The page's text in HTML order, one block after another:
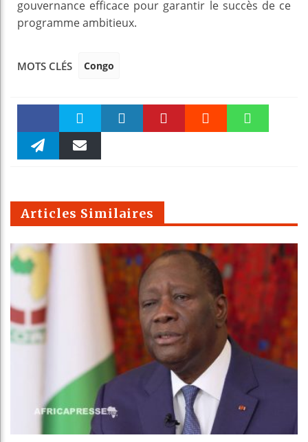
gouvernance efficace pour garantir le succès de ce
programme ambitieux.
MOTS CLÉS Congo
Faceboo Twitter
m
Articles Similaires